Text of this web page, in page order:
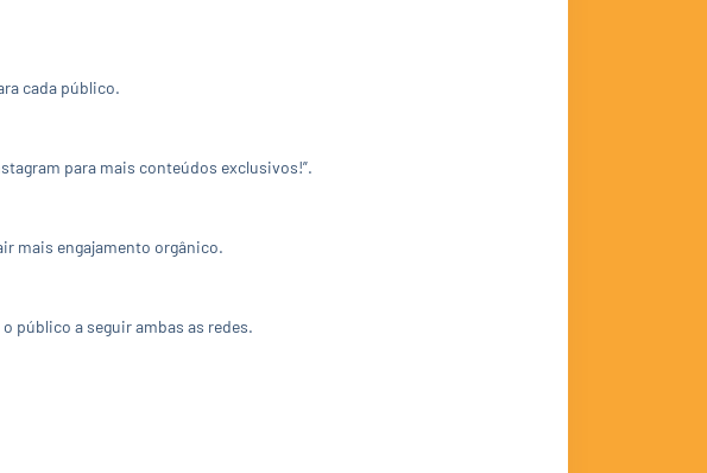
cada público.
para mais conteúdos exclusivos!”.
mais engajamento orgânico.
público a seguir ambas as redes.